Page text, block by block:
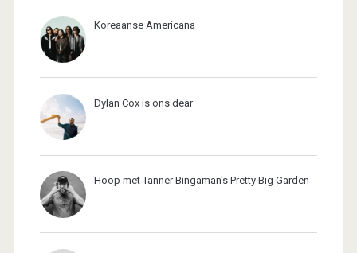
Koreaanse Americana
Dylan Cox is ons dear
Hoop met Tanner Bingaman's Pretty Big Garden